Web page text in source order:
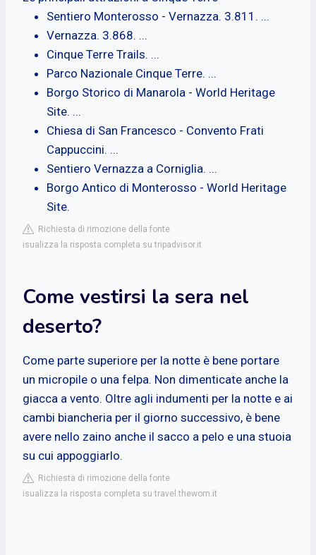
Sentiero Monterosso - Vernazza. 3.811. ...
Vernazza. 3.868. ...
Cinque Terre Trails. ...
Parco Nazionale Cinque Terre. ...
Borgo Storico di Manarola - World Heritage
Site. ...
Chiesa di San Francesco - Convento Frati
Cappuccini. ...
Sentiero Vernazza a Corniglia. ...
Borgo Antico di Monterosso - World Heritage
Site.
Richiesta di rimozione della fonte
isualizza la risposta completa su tripadvisor.it
Come vestirsi la sera nel
deserto?
Come parte superiore per la notte è bene portare
un micropile o una felpa. Non dimenticate anche la
giacca a vento. Oltre agli indumenti per la notte e ai
cambi biancheria per il giorno successivo, è bene
avere nello zaino anche il sacco a pelo e una stuoia
su cui appoggiarlo.
Richiesta di rimozione della fonte
isualizza la risposta completa su travel.thewom.it